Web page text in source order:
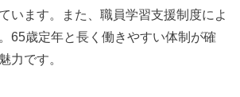
います。また、職員学習支援制度によ
65歳定年と長く働きやすい体制が確
力です。